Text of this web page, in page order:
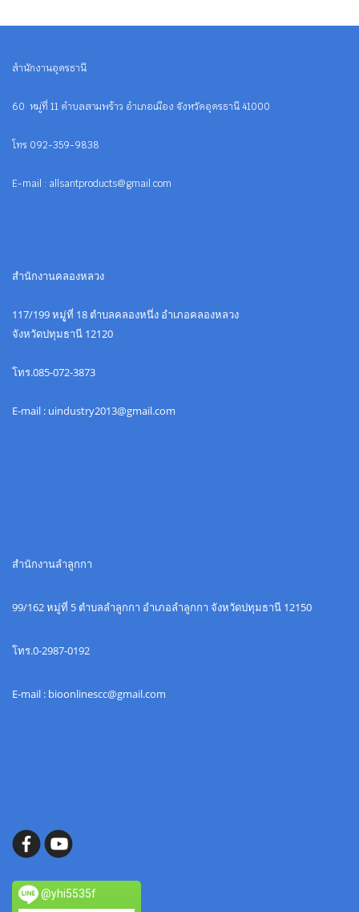
สำนักงานอุดรธานี
60 หมู่ที่ 11 ตำบลสามพร้าว อำเภอเมือง จังหวัดอุดรธานี 41000
โทร 092-359-9838
E-mail : allsantproducts@gmail.com
สำนักงานคลองหลวง
117/199 หมูู่ที่ 18 ตำบลคลองหนึ่ง อำเภอคลองหลวง
จังหวัดปทุมธานี 12120
โทร.085-072-3873
E-mail : uindustry2013@gmail.com
สำนักงานลำลูกกา
99/162 หมู่ที่ 5 ตำบลลำลูกกา อำเภอลำลูกกา จังหวัดปทุมธานี 12150
โทร.0-2987-0192
E-mail : bioonlinescc@gmail.com
@yhi5535f